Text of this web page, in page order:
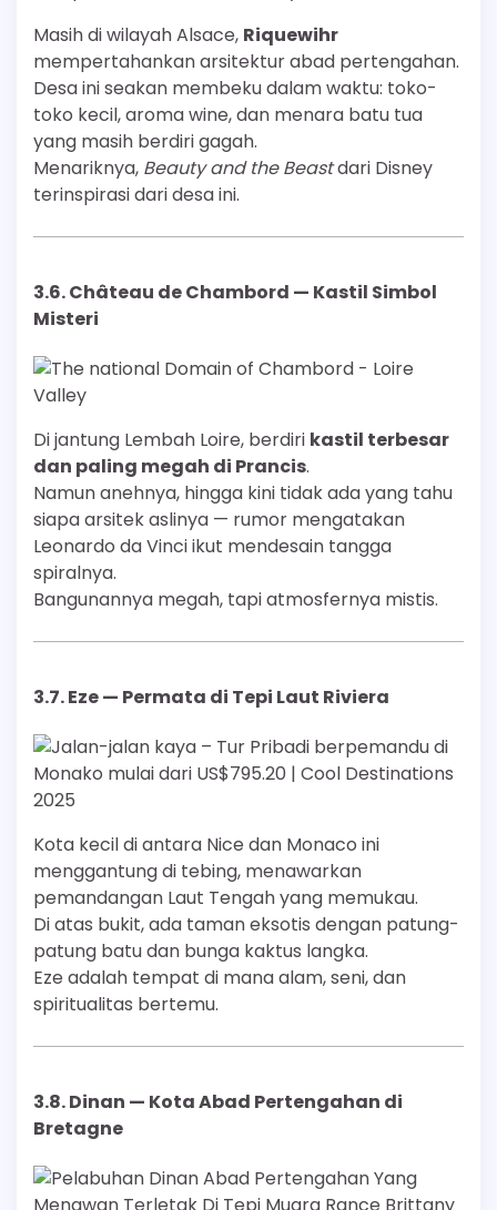
Masih di wilayah Alsace, Riquewihr
mempertahankan arsitektur abad pertengahan.
Desa ini seakan membeku dalam waktu: toko-
toko kecil, aroma wine, dan menara batu tua
yang masih berdiri gagah.
Menariknya, Beauty and the Beastdari Disney
terinspirasi dari desa ini.
3.6.Château de Chambord — Kastil Simbol
Misteri
Di jantung Lembah Loire, berdiri kastil terbesar
dan paling megah di Prancis.
Namun anehnya, hingga kini tidak ada yang tahu
siapa arsitek aslinya — rumor mengatakan
Leonardo da Vinci ikut mendesain tangga
spiralnya.
Bangunannya megah, tapi atmosfernya mistis.
3.7.Eze — Permata di Tepi Laut Riviera
Kota kecil di antara Nice dan Monaco ini
menggantung di tebing, menawarkan
pemandangan Laut Tengah yang memukau.
Di atas bukit, ada taman eksotis dengan patung-
patung batu dan bunga kaktus langka.
Eze adalah tempat di mana alam, seni, dan
spiritualitas bertemu.
3.8.Dinan — Kota Abad Pertengahan di
Bretagne